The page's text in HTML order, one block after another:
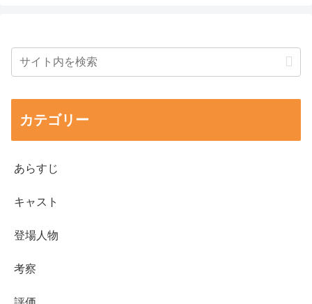
カテゴリー
あらすじ
キャスト
登場人物
考察